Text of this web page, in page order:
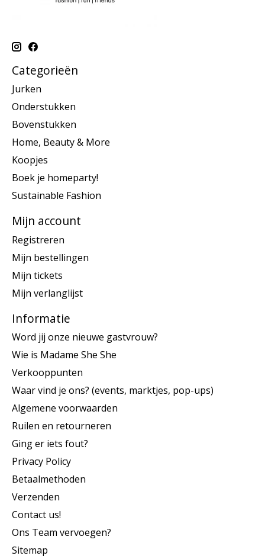
Categorieën
Jurken
Onderstukken
Bovenstukken
Home, Beauty & More
Koopjes
Boek je homeparty!
Sustainable Fashion
Mijn account
Registreren
Mijn bestellingen
Mijn tickets
Mijn verlanglijst
Informatie
Word jij onze nieuwe gastvrouw?
Wie is Madame She She
Verkooppunten
Waar vind je ons? (events, marktjes, pop-ups)
Algemene voorwaarden
Ruilen en retourneren
Ging er iets fout?
Privacy Policy
Betaalmethoden
Verzenden
Contact us!
Ons Team vervoegen?
Sitemap